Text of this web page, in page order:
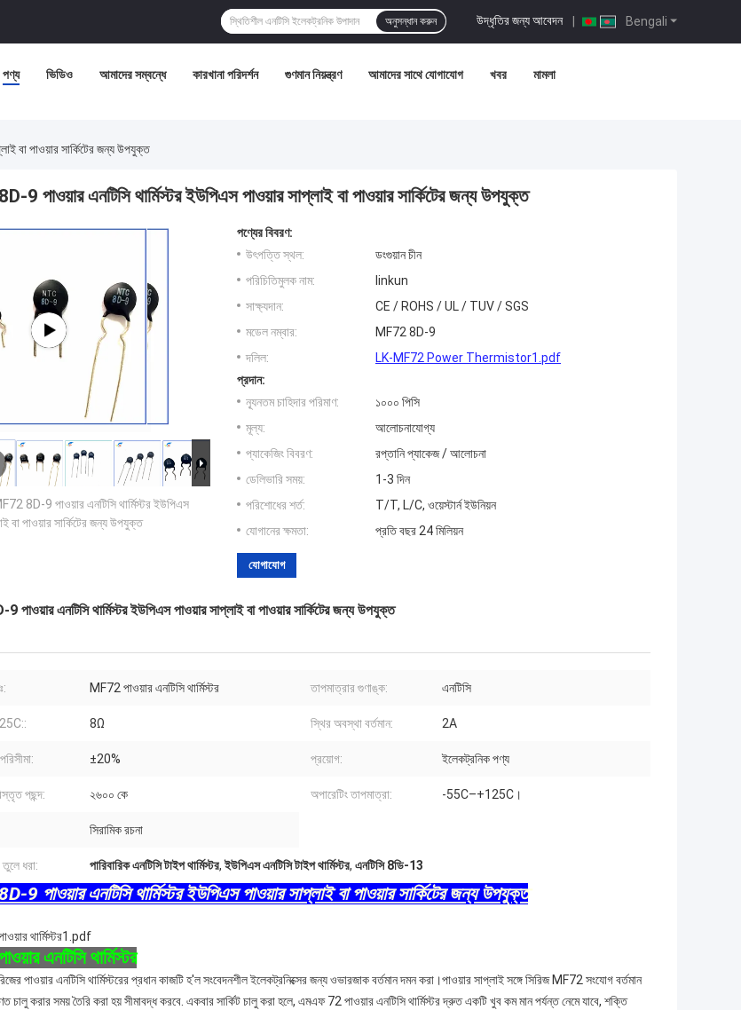
Bengali
উদ্ধৃতির জন্য আবেদন |
অনুসন্ধান করুন
পণ্য ভিডিও আমাদের সম্বন্ধে কারখানা পরিদর্শন গুণমান নিয়ন্ত্রণ আমাদের সাথে যোগাযোগ খবর মামলা
বা পাওয়ার সার্কিটের জন্য উপযুক্ত
9 পাওয়ার এনটিসি থার্মিস্টর ইউপিএস পাওয়ার সাপ্লাই বা পাওয়ার সার্কিটের জন্য উপযুক্ত
8D-9 পাওয়ার এনটিসি থার্মিস্টর ইউপিএস
বা পাওয়ার সার্কিটের জন্য উপযুক্ত
পণ্যের বিবরণ:
উৎপত্তি স্থল:
ডংগুয়ান চীন
পরিচিতিমুলক নাম:
linkun
সাক্ষ্যদান:
CE / ROHS / UL / TUV / SGS
মডেল নম্বার:
MF72 8D-9
দলিল:
LK-MF72 Power Thermistor1.pdf
প্রদান:
ন্যূনতম চাহিদার পরিমাণ:
১০০০ পিসি
মূল্য:
আলোচনাযোগ্য
প্যাকেজিং বিবরণ:
রপ্তানি প্যাকেজ / আলোচনা
ডেলিভারি সময়:
1-3 দিন
পরিশোধের শর্ত:
T/T, L/C, ওয়েস্টার্ন ইউনিয়ন
যোগানের ক্ষমতা:
প্রতি বছর 24 মিলিয়ন
যোগাযোগ
পাওয়ার এনটিসি থার্মিস্টর ইউপিএস পাওয়ার সাপ্লাই বা পাওয়ার সার্কিটের জন্য উপযুক্ত
MF72 পাওয়ার এনটিসি থার্মিস্টর তাপমাত্রার গুণাঙ্ক: এনটিসি
8Ω স্থির অবস্থা বর্তমান: 2A
±20% প্রয়োগ: ইলেকট্রনিক পণ্য
পছন্দ: ২৬০০ কে অপারেটিং তাপমাত্রা: -55C–+125C।
সিরামিক রচনা
তুলে ধরা: পারিবারিক এনটিসি টাইপ থার্মিস্টর,ইউপিএস এনটিসি টাইপ থার্মিস্টর, এনটিসি 8ডি-13
9 পাওয়ার এনটিসি থার্মিস্টর ইউপিএস পাওয়ার সাপ্লাই বা পাওয়ার সার্কিটের জন্য উপযুক্ত
থার্মিস্টর1.pdf
এনটিসি থার্মিস্টর
পাওয়ার এনটিসি থার্মিস্টরের প্রধান কাজটি হ'ল সংবেদনশীল ইলেকট্রনিক্সের জন্য ওভারজাক বর্তমান দমন করা।পাওয়ার সাপ্লাই সঙ্গে সিরিজ MF72 সংযোগ বর্তমান
চালু করার সময় তৈরি করা হয় সীমাবদ্ধ করবে. একবার সার্কিট চালু করা হলে, এমএফ 72 পাওয়ার এনটিসি থার্মিস্টর দ্রুত একটি খুব কম মান পর্যন্ত নেমে যাবে, শক্তি